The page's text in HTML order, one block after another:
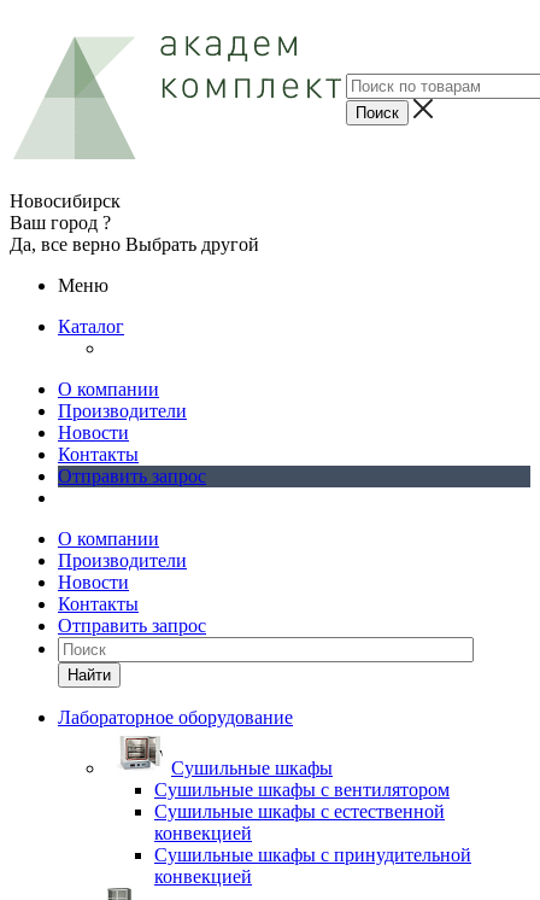
Новосибирск
Ваш город ?
Да, все верно Выбрать другой
Меню
Каталог
О компании
Производители
Новости
Контакты
Отправить запрос
О компании
Производители
Новости
Контакты
Отправить запрос
Найти
Лабораторное оборудование
Cушильные шкафы
Сушильные шкафы с вентилятором
Сушильные шкафы с естественной
конвекцией
Сушильные шкафы с принудительной
конвекцией